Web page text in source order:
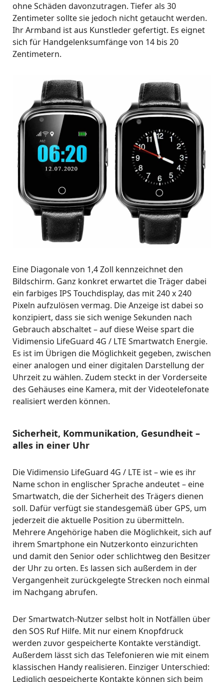
ohne Schäden davonzutragen. Tiefer als 30
Zentimeter sollte sie jedoch nicht getaucht werden.
Ihr Armband ist aus Kunstleder gefertigt. Es eignet
sich für Handgelenksumfänge von 14 bis 20
Zentimetern.
Eine Diagonale von 1,4 Zoll kennzeichnet den
Bildschirm. Ganz konkret erwartet die Träger dabei
ein farbiges IPS Touchdisplay, das mit 240 x 240
Pixeln aufzulösen vermag. Die Anzeige ist dabei so
konzipiert, dass sie sich wenige Sekunden nach
Gebrauch abschaltet – auf diese Weise spart die
Vidimensio LifeGuard 4G / LTE Smartwatch Energie.
Es ist im Übrigen die Möglichkeit gegeben, zwischen
einer analogen und einer digitalen Darstellung der
Uhrzeit zu wählen. Zudem steckt in der Vorderseite
des Gehäuses eine Kamera, mit der Videotelefonate
realisiert werden können.
Sicherheit, Kommunikation, Gesundheit –
alles in einer Uhr
Die Vidimensio LifeGuard 4G / LTE ist – wie es ihr
Name schon in englischer Sprache andeutet – eine
Smartwatch, die der Sicherheit des Trägers dienen
soll. Dafür verfügt sie standesgemäß über GPS, um
jederzeit die aktuelle Position zu übermitteln.
Mehrere Angehörige haben die Möglichkeit, sich auf
ihrem Smartphone ein Nutzerkonto einzurichten
und damit den Senior oder schlichtweg den Besitzer
der Uhr zu orten. Es lassen sich außerdem in der
Vergangenheit zurückgelegte Strecken noch einmal
im Nachgang abrufen.
Der Smartwatch-Nutzer selbst holt in Notfällen über
den SOS Ruf Hilfe. Mit nur einem Knopfdruck
werden zuvor gespeicherte Kontakte verständigt.
Außerdem lässt sich das Telefonieren wie mit einem
klassischen Handy realisieren. Einziger Unterschied:
Lediglich gespeicherte Kontakte können sich beim